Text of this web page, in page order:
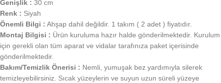
Genişlik : 30 cm
Renk : Siyah
Önemli Bilgi : Ahşap dahil değildir. 1 takım ( 2 adet ) fiyatıdır.
Montaj Bilgisi : Ürün kuruluma hazır halde gönderilmektedir. Kurulum
için gerekli olan tüm aparat ve vidalar tarafınıza paket içerisinde
gönderilmektedir.
Bakım/Temizlik Önerisi : Nemli, yumuşak bez yardımıyla silerek
temizleyebilirsiniz. Sıcak yüzeylerin ve suyun uzun süreli yüzeye